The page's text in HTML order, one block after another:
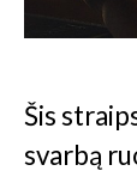
Šis
svarbą